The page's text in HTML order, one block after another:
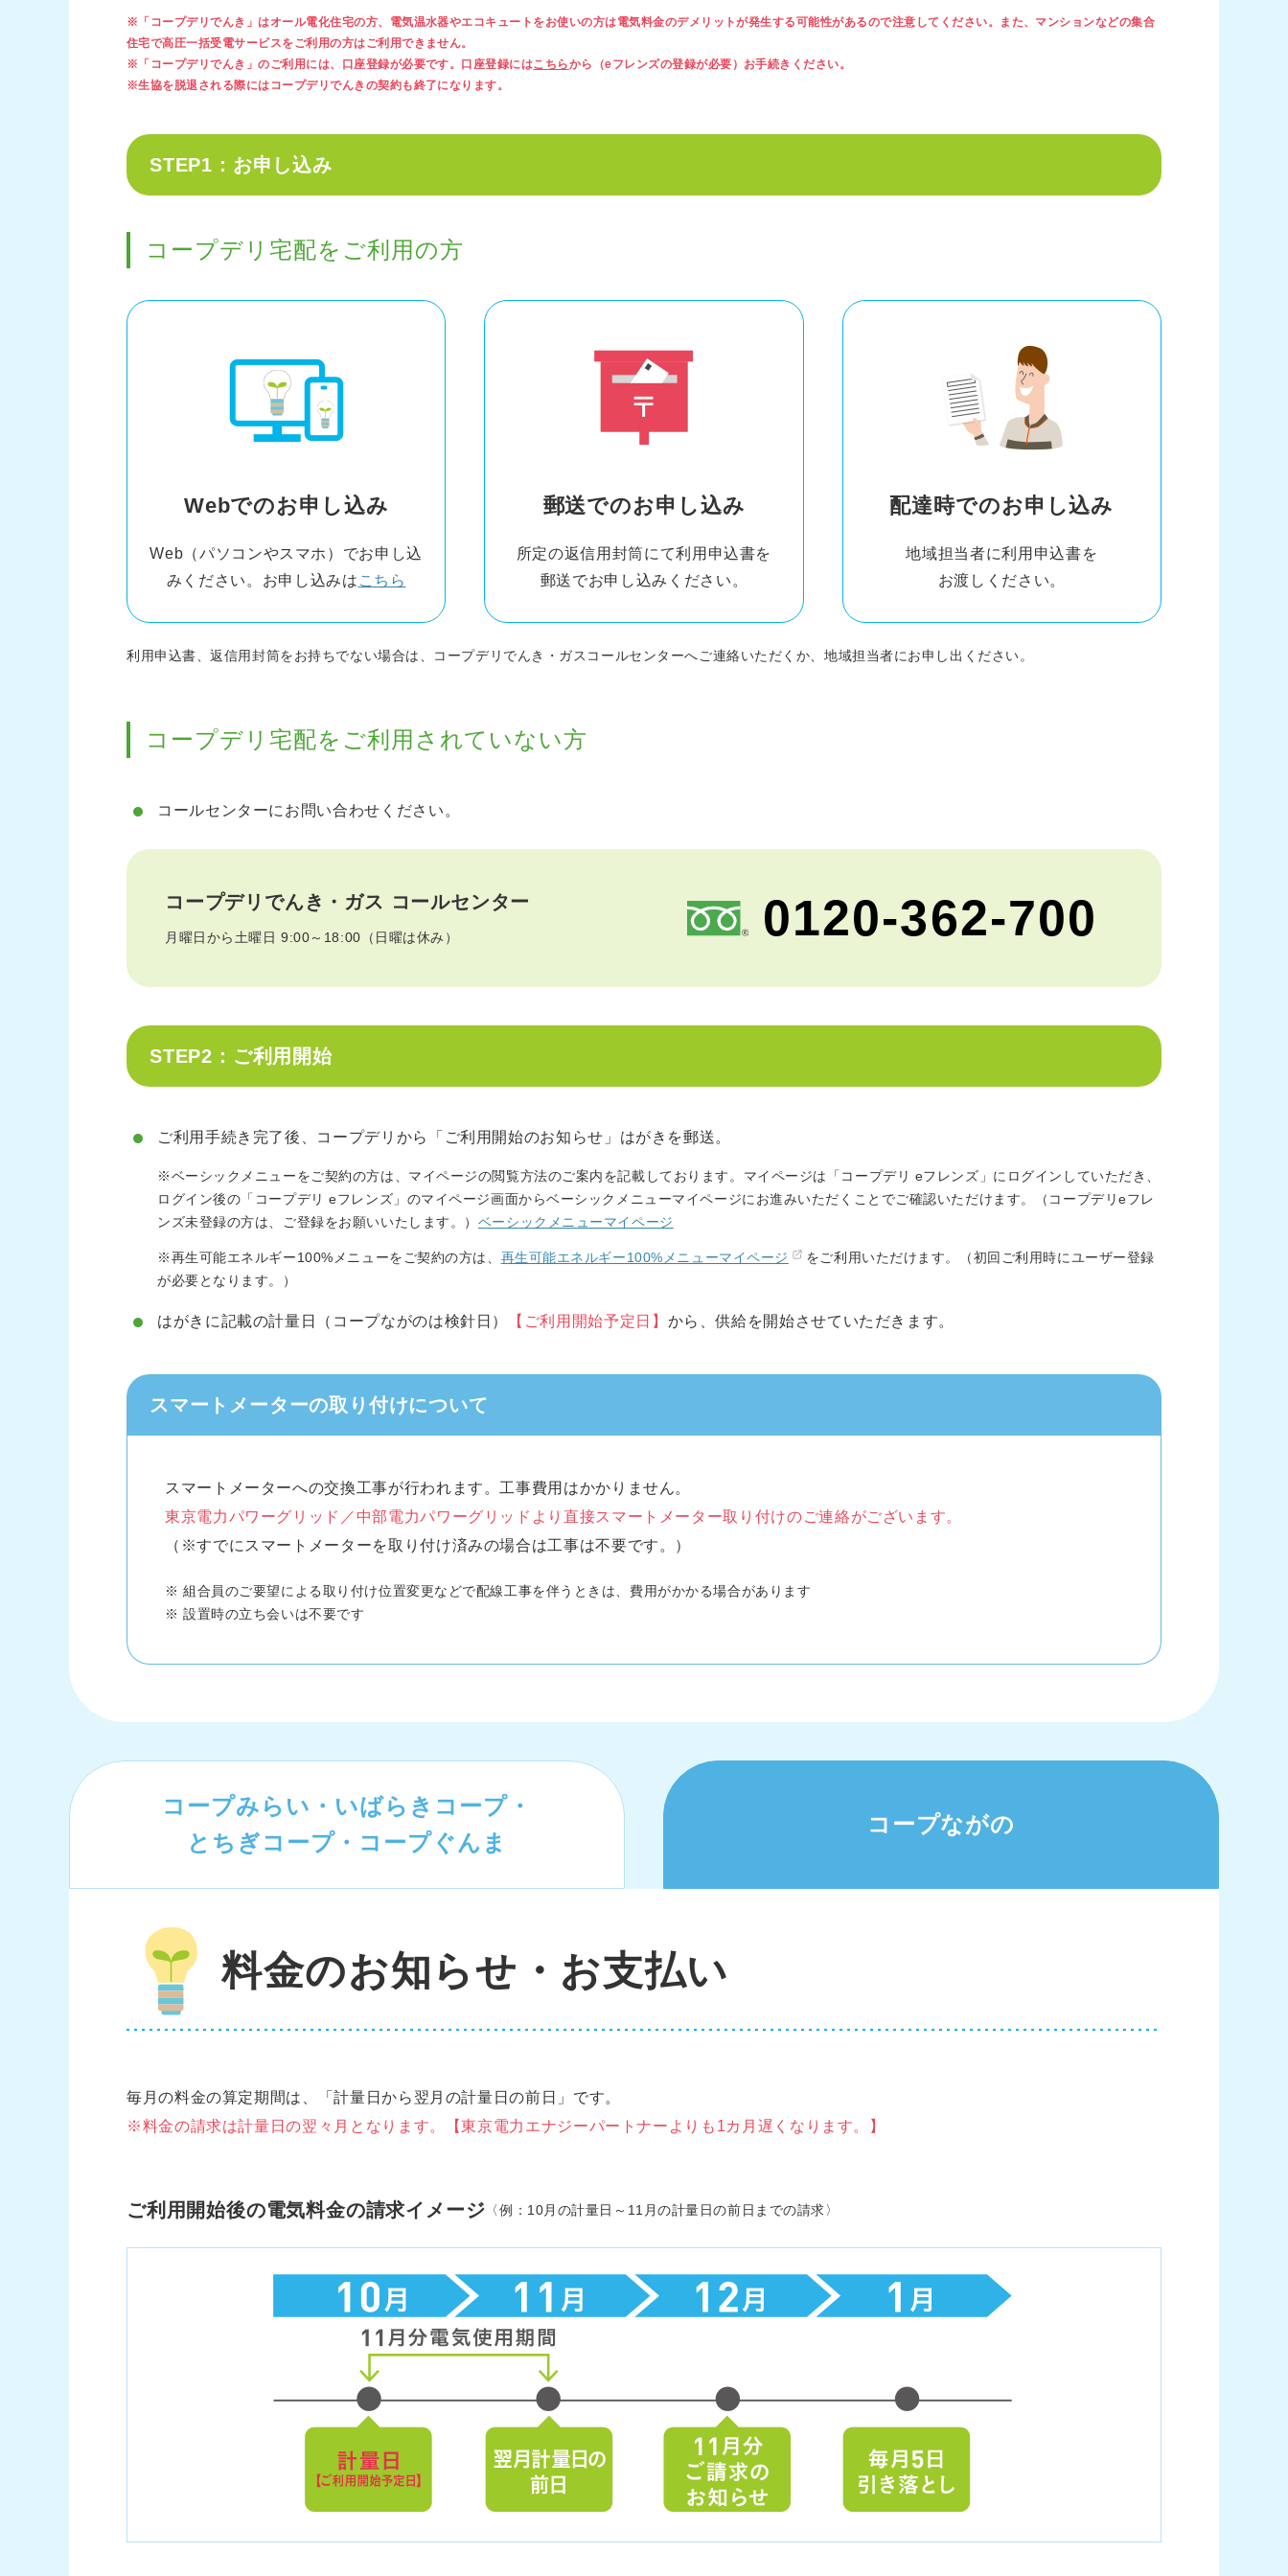
※「コープデリでんき」はオール電化住宅の方、電気温水器やエコキュートをお使いの方は電気料金のデメリットが発生する可能性があるので注意してください。また、マンションなどの集合
住宅で高圧一括受電サービスをご利用の方はご利用できません。
※「コープデリでんき」のご利用には、口座登録が必要です。口座登録にはこちらから（eフレンズの登録が必要）お手続きください。
※生協を脱退される際にはコープデリでんきの契約も終了になります。
STEP1：お申し込み
コープデリ宅配をご利用の方
Webでのお申し込み
Web（パソコンやスマホ）でお申し込
みください。お申し込みは こちら
郵送でのお申し込み
所定の返信用封筒にて利用申込書を
郵送でお申し込みください。
配達時でのお申し込み
地域担当者に利用申込書を
お渡しください。
利用申込書、返信用封筒をお持ちでない場合は、コープデリでんき・ガスコールセンターへご連絡いただくか、地域担当者にお申し出ください。
コープデリ宅配をご利用されていない方
コールセンターにお問い合わせください。
コープデリでんき・ガス コールセンター
月曜日から土曜日 9:00～18:00（日曜は休み） 0120-362-700
STEP2：ご利用開始
ご利用手続き完了後、コープデリから「ご利用開始のお知らせ」はがきを郵送。
※ベーシックメニューをご契約の方は、マイページの閲覧方法のご案内を記載しております。マイページは「コープデリ eフレンズ」にログインしていただき、
ログイン後の「コープデリ eフレンズ」のマイページ画面からベーシックメニューマイページにお進みいただくことでご確認いただけます。（コープデリeフレ
ンズ未登録の方は、ご登録をお願いいたします。） ベーシックメニューマイページ
※再生可能エネルギー100%メニューをご契約の方は、 再生可能エネルギー100%メニューマイページ
をご利用いただけます。（初回ご利用時にユーザー登録
が必要となります。）
はがきに記載の計量日（コープながのは検針日） 【ご利用開始予定日】 から、供給を開始させていただきます。
スマートメーターの取り付けについて
スマートメーターへの交換工事が行われます。工事費用はかかりません。
東京電力パワーグリッド／中部電力パワーグリッドより直接スマートメーター取り付けのご連絡がございます。
（※すでにスマートメーターを取り付け済みの場合は工事は不要です。）
※ 組合員のご要望による取り付け位置変更などで配線工事を伴うときは、費用がかかる場合があります
※ 設置時の立ち会いは不要です
コープみらい・ いばらきコープ・
とちぎコープ・ コープぐんま
コープながの
料金のお知らせ・お支払い
毎月の料金の算定期間は、「計量日から翌月の計量日の前日」です。
※料金の請求は計量日の翌々月となります。【東京電力エナジーパートナーよりも1カ月遅くなります。】
ご利用開始後の電気料金の請求イメージ 〈例：10月の計量日～11月の計量日の前日までの請求〉